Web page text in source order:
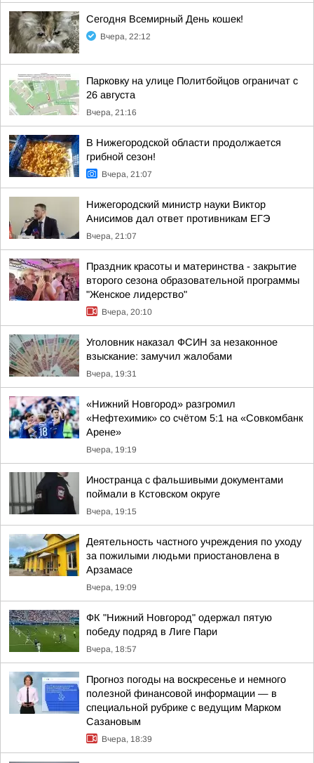
Сегодня Всемирный День кошек!
Вчера, 22:12
Парковку на улице Политбойцов ограничат с
26 августа
Вчера, 21:16
В Нижегородской области продолжается
грибной сезон!
Вчера, 21:07
Нижегородский министр науки Виктор
Анисимов дал ответ противникам ЕГЭ
Вчера, 21:07
Праздник красоты и материнства - закрытие
второго сезона образовательной программы
"Женское лидерство"
Вчера, 20:10
Уголовник наказал ФСИН за незаконное
взыскание: замучил жалобами
Вчера, 19:31
«Нижний Новгород» разгромил
«Нефтехимик» со счётом 5:1 на «Совкомбанк
Арене»
Вчера, 19:19
Иностранца с фальшивыми документами
поймали в Кстовском округе
Вчера, 19:15
Деятельность частного учреждения по уходу
за пожилыми людьми приостановлена в
Арзамасе
Вчера, 19:09
ФК "Нижний Новгород" одержал пятую
победу подряд в Лиге Пари
Вчера, 18:57
Прогноз погоды на воскресенье и немного
полезной финансовой информации — в
специальной рубрике с ведущим Марком
Сазановым
Вчера, 18:39